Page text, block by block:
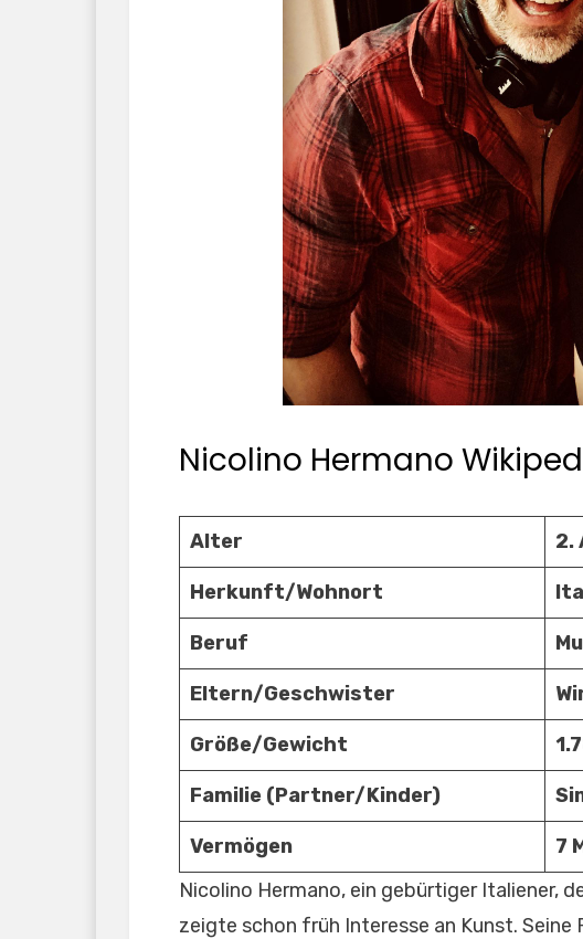
Nicolino Hermano
Alter 2.
Herkunft/Wohnort
Beruf
Eltern/Geschwister
Größe/Gewicht
Familie (Partner/Kinder)
Vermögen
7
Nicolino Hermano, ein gebürtiger Italiener,
zeigte schon früh Interesse an Kunst.